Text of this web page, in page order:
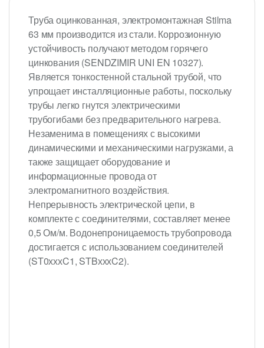
Труба оцинкованная, электромонтажная Stilma
63 мм производится из стали. Коррозионную
устойчивость получают методом горячего
цинкования (SENDZIMIR UNI EN 10327).
Является тонкостенной стальной трубой, что
упрощает инсталляционные работы, поскольку
трубы легко гнутся электрическими
трубогибами без предварительного нагрева.
Незаменима в помещениях с высокими
динамическими и механическими нагрузками, а
также защищает оборудование и
информационные провода от
электромагнитного воздействия.
Непрерывность электрической цепи, в
комплекте с соединителями, составляет менее
0,5 Ом/м. Водонепроницаемость трубопровода
достигается с использованием соединителей
(ST0хххC1, STBхххC2).